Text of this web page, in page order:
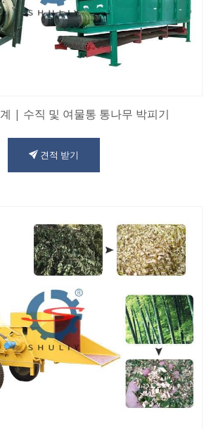
| 수직 및 여물통 통나무 박피기
견적 받기